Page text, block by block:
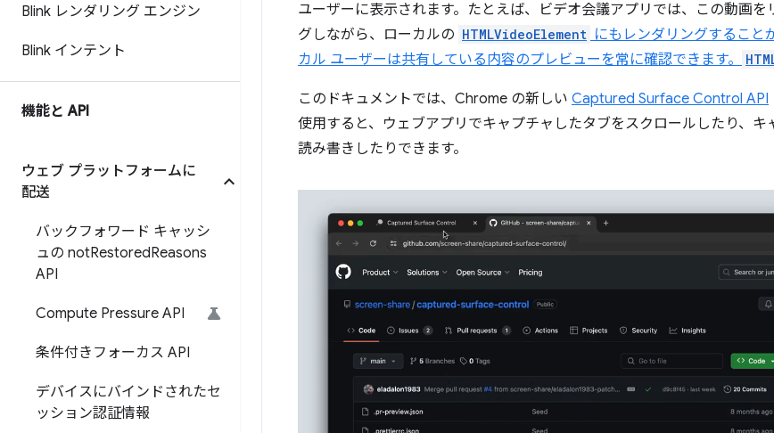
Blink レンダリング エンジン
Blink インテント
機能と API
ウェブ プラットフォームに
配送
バックフォワード キャッシ
ュの notRestoredReasons
API
Compute Pressure API
条件付きフォーカス API
デバイスにバインドされたセ
ッション認証情報
ユーザーに表示されます。たとえば、ビデオ会議アプリでは、この動画
グしながら、ローカルの HTMLVideoElement にもレンダリングすること
カル ユーザーは共有している内容のプレビューを常に確認できます。
このドキュメントでは、Chrome の新しい Captured Surface Control API
使用すると、ウェブアプリでキャプチャしたタブをスクロールしたり、
読み書きしたりできます。